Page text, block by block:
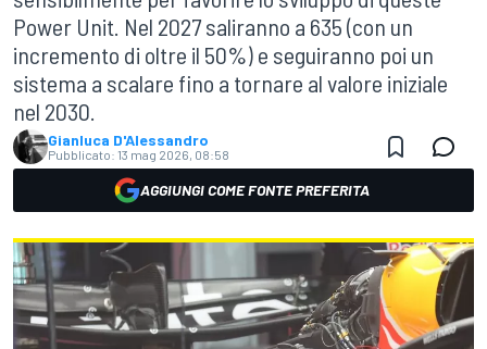
Power Unit. Nel 2027 saliranno a 635 (con un
incremento di oltre il 50%) e seguiranno poi un
sistema a scalare fino a tornare al valore iniziale
nel 2030.
Gianluca D'Alessandro
Pubblicato: 13 mag 2026, 08:58
AGGIUNGI COME FONTE PREFERITA